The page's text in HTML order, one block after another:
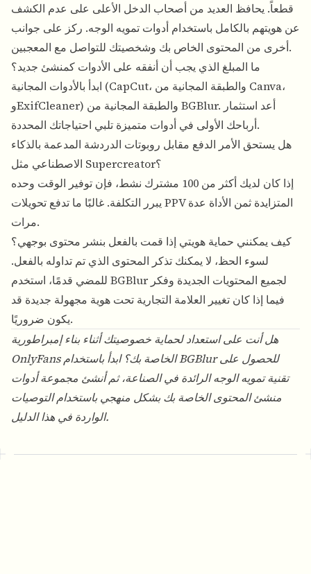
قطعاً. يحافظ العديد من أصحاب الدخل الأعلى على عدم الكشف
عن هويتهم بالكامل باستخدام أدوات تمويه الوجه. ركز على جوانب
أخرى من المحتوى الخاص بك وشخصيتك للتواصل مع المعجبين.
ما المبلغ الذي يجب أن أنفقه على الأدوات كمنشئ جديد؟
ابدأ بالأدوات المجانية (CapCut، والطبقة المجانية من Canva،
وExifCleaner) والطبقة المجانية من BGBlur. أعد استثمار
أرباحك الأولى في أدوات متميزة تلبي احتياجاتك المحددة.
هل يستحق الأمر الدفع مقابل روبوتات الدردشة المدعمة بالذكاء
الاصطناعي مثل Supercreator؟
إذا كان لديك أكثر من 100 مشترك نشط، فإن توفير الوقت وحده
يبرر التكلفة. غالبًا ما تدفع تحويلات PPV المتزايدة ثمن الأداة عدة
مرات.
كيف يمكنني حماية هويتي إذا قمت بالفعل بنشر محتوى بوجهي؟
لسوء الحظ، لا يمكنك تذكر المحتوى الذي تم تداوله بالفعل.
للمضي قدمًا، استخدم BGBlur لجميع المحتويات الجديدة وفكر
فيما إذا كان تغيير العلامة التجارية تحت هوية مجهولة جديدة قد
يكون ضروريًا.
هل أنت على استعداد لحماية خصوصيتك أثناء بناء إمبراطورية
OnlyFans الخاصة بك؟ ابدأ باستخدامBGBlurللحصول على
تقنية تمويه الوجه الرائدة في الصناعة، ثم أنشئ مجموعة أدوات
منشئ المحتوى الخاصة بك بشكل منهجي باستخدام التوصيات
الواردة في هذا الدليل.